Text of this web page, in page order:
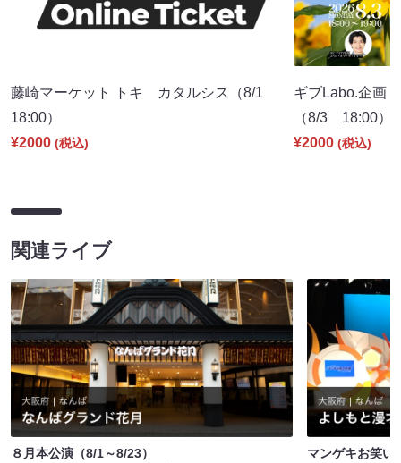
藤崎マーケット トキ カタルシス（8/1
18:00）
¥2000 (税込)
ギブLabo.企画
（8/3 18:00）
¥2000 (税込)
関連ライブ
８月本公演（8/1～8/23）
マンゲキお笑い